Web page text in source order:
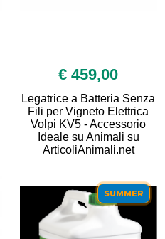
€ 459,00
Legatrice a Batteria Senza
Fili per Vigneto Elettrica
Volpi KV5 - Accessorio
Ideale su Animali su
ArticoliAnimali.net
SUMMER